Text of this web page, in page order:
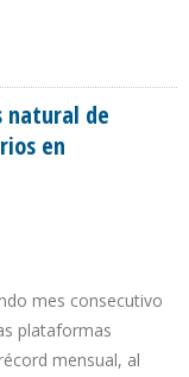
natural de
en
mes consecutivo
plataformas
mensual, al